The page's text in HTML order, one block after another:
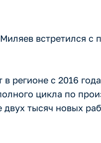
встретился
регионе с 2016
цикла по
тысяч новых